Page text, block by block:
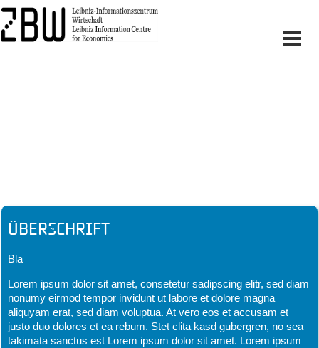
Überschrift
Bla
Lorem ipsum dolor sit amet, consetetur sadipscing elitr, sed diam
nonumy eirmod tempor invidunt ut labore et dolore magna
aliquyam erat, sed diam voluptua. At vero eos et accusam et
justo duo dolores et ea rebum. Stet clita kasd gubergren, no sea
takimata sanctus est Lorem ipsum dolor sit amet. Lorem ipsum